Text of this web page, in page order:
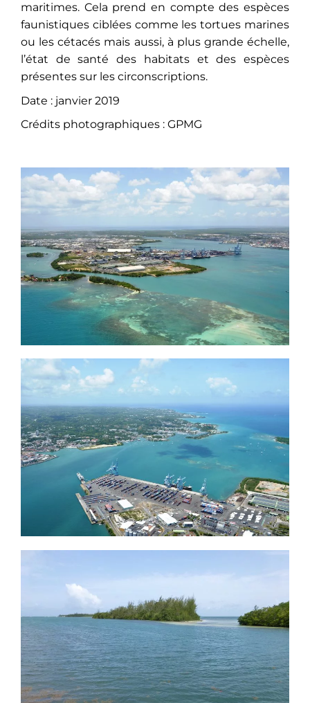
maritimes. Cela prend en compte des espèces
faunistiques ciblées comme les tortues marines
ou les cétacés mais aussi, à plus grande échelle,
l’état de santé des habitats et des espèces
présentes sur les circonscriptions.
Date : janvier 2019
Crédits photographiques : GPMG